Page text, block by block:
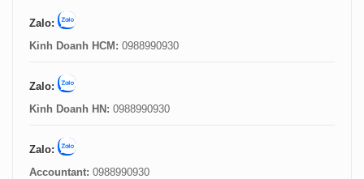
Zalo:
Kinh Doanh HCM: 0988990930
Zalo:
Kinh Doanh HN: 0988990930
Zalo:
Accountant: 0988990930